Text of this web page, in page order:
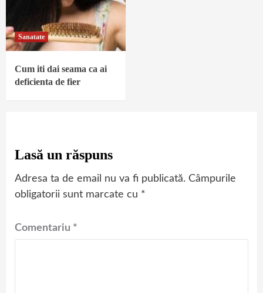
Sanatate
Cum iti dai seama ca ai
deficienta de fier
Lasă un răspuns
Adresa ta de email nu va fi publicată. Câmpurile
obligatorii sunt marcate cu *
Comentariu *